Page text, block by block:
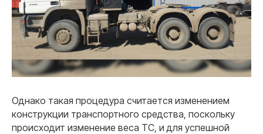
Однако такая процедура считается изменением
конструкции транспортного средства, поскольку
происходит изменение веса ТС, и для успешной